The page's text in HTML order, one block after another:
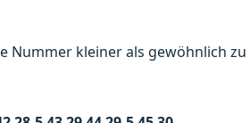
Nummer kleiner als gewöhnlich zu